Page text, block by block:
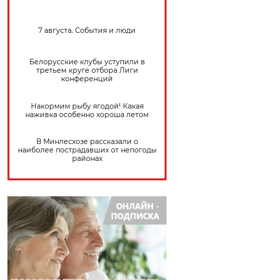
7 августа. События и люди
Белорусские клубы уступили в
третьем круге отбора Лиги
конференций
Накормим рыбу ягодой! Какая
наживка особенно хороша летом
В Минлесхозе рассказали о
наиболее пострадавших от непогоды
районах